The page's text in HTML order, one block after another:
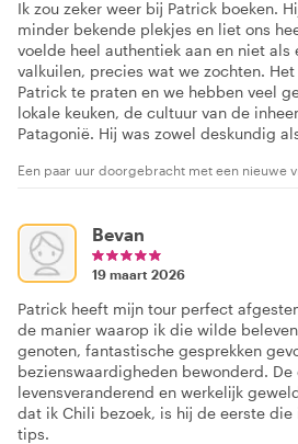
Ik zou zeker weer bij Patrick boeken.
minder bekende plekjes en liet ons
voelde heel authentiek aan en niet als
valkuilen, precies wat we zochten.
Patrick te praten en we hebben veel
lokale keuken, de cultuur van de
Patagonië. Hij was zowel deskundig
Een paar uur doorgebracht met een nieuwe
Bevan
19 maart 2026
Patrick heeft mijn tour perfect
de manier waarop ik die wilde
genoten, fantastische gesprekken
bezienswaardigheden bewonderd. De
levensveranderend en werkelijk
dat ik Chili bezoek, is hij de eerste
tips.